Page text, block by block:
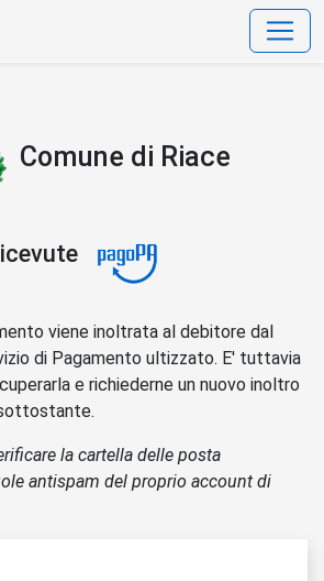
Comune di Riace
viene inoltrata al debitore dal
di Pagamento ultizzato. E' tuttavia
e richiederne un nuovo inoltro
la cartella delle posta
antispam del proprio account di